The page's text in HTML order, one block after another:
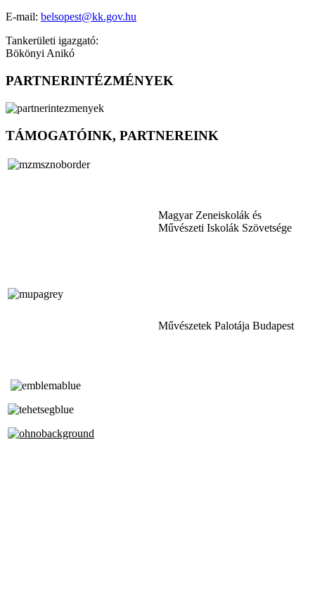
E-mail: belsopest@kk.gov.hu
Tankerületi igazgató:
Bökönyi Anikó
PARTNERINTÉZMÉNYEK
TÁMOGATÓINK, PARTNEREINK
Magyar Zeneiskolák és
Művészeti Iskolák Szövetsége
Művészetek Palotája Budapest